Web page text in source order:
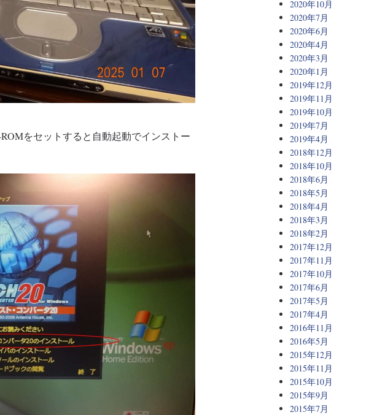
をセットすると自動起動でインストー
2020年10月
2020年7月
2020年6月
2020年4月
2020年3月
2020年1月
2019年12月
2019年11月
2019年10月
2019年7月
2019年4月
2018年12月
2018年10月
2018年6月
2018年5月
2018年4月
2018年3月
2018年2月
2017年12月
2017年11月
2017年10月
2017年6月
2017年5月
2017年4月
2016年11月
2016年5月
2015年12月
2015年11月
2015年10月
2015年9月
2015年7月